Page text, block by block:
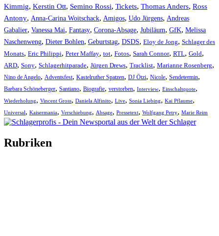
Kimmig, Kerstin Ott, Semino Rossi, Tickets, Thomas Anders, Ross
Antony, Anna-Carina Woitschack, Amigos, Udo Jürgens, Andreas
Gabalier, Vanessa Mai, Fantasy, Corona-Absage, Jubiläum, GfK, Melissa
Naschenweng, Dieter Bohlen, Geburtstag, DSDS, Eloy de Jong, Schlager des
Monats, Eric Philippi, Peter Maffay, tot, Fotos, Sarah Connor, RTL, Gold,
ARD, Sony, Schlagerhitparade, Jürgen Drews, Tracklist, Marianne Rosenberg,
Nino de Angelo, Adventsfest, Kastelruther Spatzen, DJ Ötzi, Nicole, Sendetermin,
Barbara Schöneberger, Santiano, Biografie, verstorben, Interview, Einschaltquote,
Wiederholung, Vincent Gross, Daniela Alfinito, Live, Sonia Liebing, Kai Pflaume,
Universal, Kaisermania, Verschiebung, Absage, Pressetext, Wolfgang Petry, Marie Reim
Rubriken